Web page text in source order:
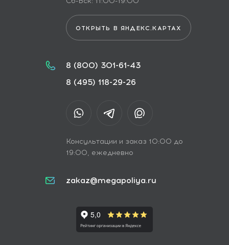
ОТКРЫТЬ В ЯНДЕКС.КАРТАХ
8 (800) 301-61-43
8 (495) 118-29-26
Консультации и заказ 10:00 до
19:00, ежедневно
zakaz@megapoliya.ru